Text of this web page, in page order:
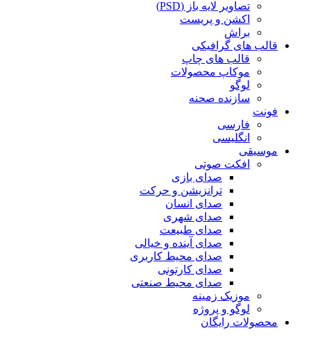
تصاویر لایه باز (PSD)
اکشن و پریست
براش
قالب های گرافیکی
قالب های چاپ
موکاپ محصولات
لوگو
سازنده صحنه
فونت
فارسی
انگلیسی
موسیقی
افکت صوتی
صدای بازی
ترانزیشن و حرکت
صدای انسان
صدای شهری
صدای طبیعت
صدای آینده و خیالی
صدای محیط کاربری
صدای کارتونی
صدای محیط صنعتی
موزیک زمینه
لوگو و پروژه
محصولات رایگان